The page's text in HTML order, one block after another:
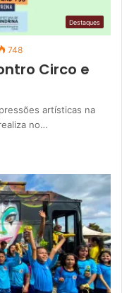
Destaques
748
Circo e
artísticas na
no…